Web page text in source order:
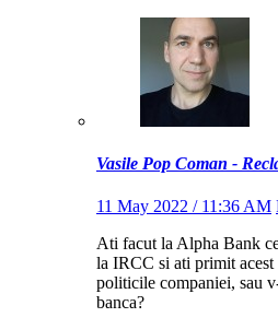
Vasile Pop Coman -
11 May 2022 / 11:36 AM
Ati facut la Alpha Bank
la IRCC si ati primit acest
politicile companiei, sau
banca?